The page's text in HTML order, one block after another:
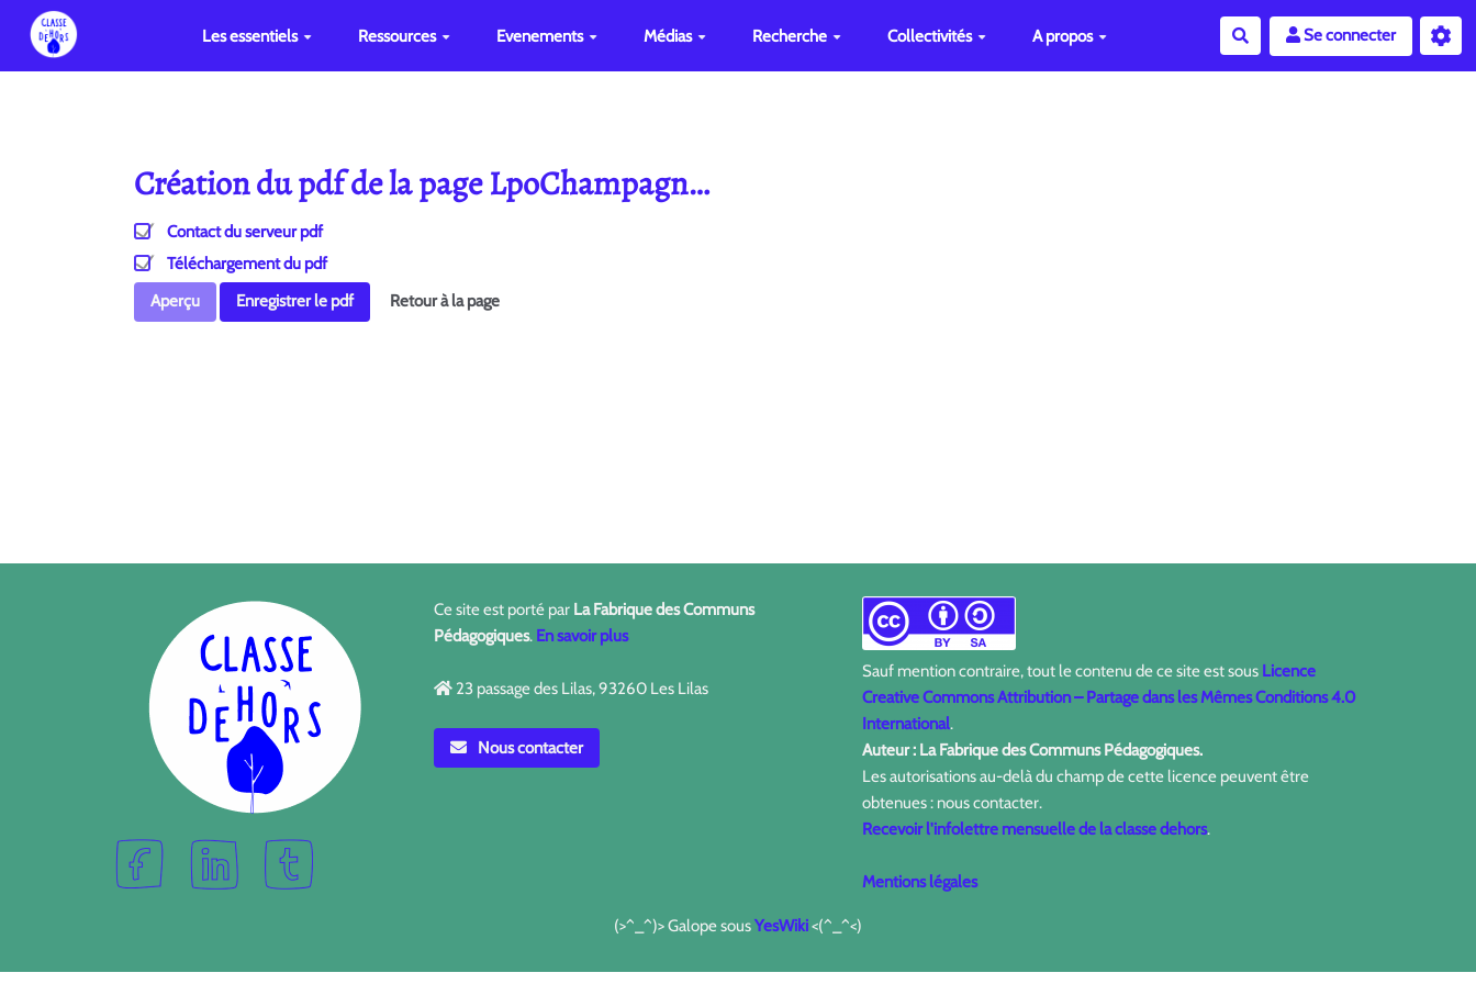
Les essentiels Ressources Evenements Médias Recherche Collectivités A propos RechercherSe connecter
Création du pdf de la page LpoChampagn…
Contact du serveur pdf
Téléchargement du pdf
Aperçu
Enregistrer le pdf Retour à la page
Ce site est porté par La Fabrique des Communs
Pédagogiques. En savoir plus
23 passage des Lilas, 93260 Les Lilas
Nous contacter
Sauf mention contraire, tout le contenu de ce site est sous Licence
Creative Commons Attribution – Partage dans les Mêmes Conditions 4.0
International.
Auteur : La Fabrique des Communs Pédagogiques.
Les autorisations au-delà du champ de cette licence peuvent être
obtenues : nous contacter.
Recevoir l'infolettre mensuelle de la classe dehors.
Mentions légales
(>^_^)> Galope sousYesWiki<(^_^<)